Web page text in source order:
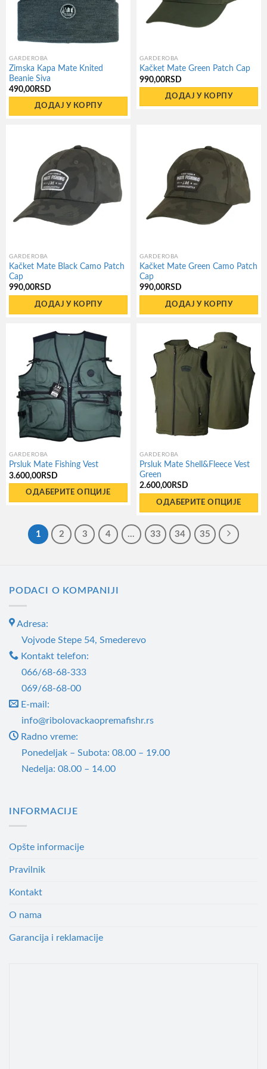
могу
бити
изабране
на
страници
производа.
GARDEROBA
Zimska Kapa Mate Knited
Beanie Siva
490,00 RSD
ДОДАЈ У КОРПУ
GARDEROBA
Kačket Mate Green Patch Cap
990,00 RSD
ДОДАЈ У КОРПУ
GARDEROBA
Kačket Mate Black Camo Patch
Cap
990,00 RSD
ДОДАЈ У КОРПУ
GARDEROBA
Kačket Mate Green Camo Patch
Cap
990,00 RSD
ДОДАЈ У КОРПУ
GARDEROBA
Prsluk Mate Fishing Vest
3.600,00 RSD
ОДАБЕРИТЕ ОПЦИЈЕ
производ
изабране
страници
производа.
GARDEROBA
Prsluk Mate Shell&Fleece Vest
Green
2.600,00 RSD
ОДАБЕРИТЕ ОПЦИЈЕ
производ
изабране
1 2 3 4 … 33 34 35
PODACI O KOMPANIJI
Adresa:
Vojvode Stepe 54, Smederevo
Kontakt telefon:
066/68-68-333
069/68-68-00
E-mail:
info@ribolovackaopremafishr.rs
Radno vreme:
Ponedeljak – Subota: 08.00 – 19.00
Nedelja: 08.00 – 14.00
INFORMACIJE
Opšte informacije
Pravilnik
Kontakt
O nama
Garancija i reklamacije